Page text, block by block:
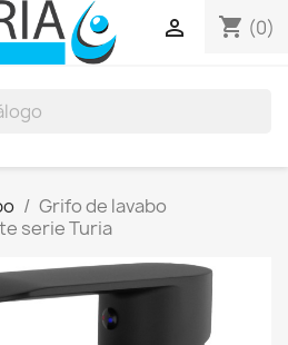
shopping_cart (0)

Grifo de lavabo
serie Turia